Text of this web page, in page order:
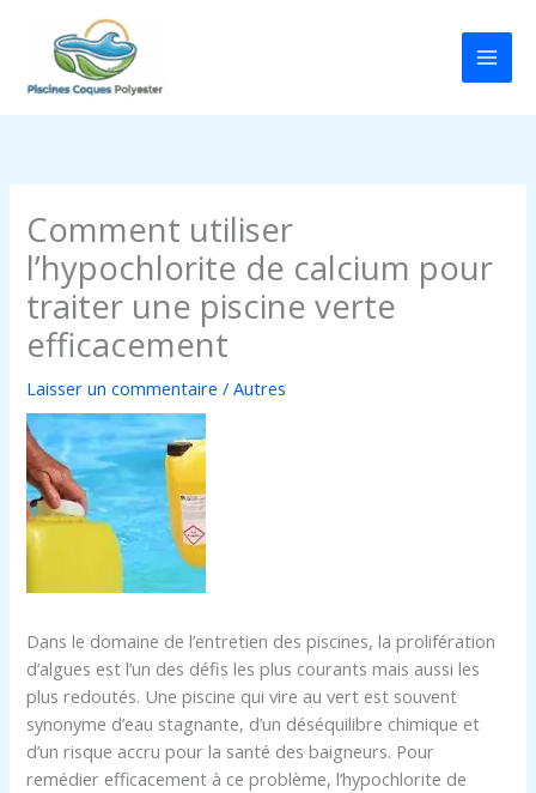
contenu
Comment utiliser
l’hypochlorite de calcium pour
traiter une piscine verte
efficacement
Laisser un commentaire /Autres
Dans le domaine de l’entretien des piscines, la prolifération
d’algues est l’un des défis les plus courants mais aussi les
plus redoutés. Une piscine qui vire au vert est souvent
synonyme d’eau stagnante, d’un déséquilibre chimique et
d’un risque accru pour la santé des baigneurs. Pour
remédier efficacement à ce problème, l’hypochlorite de